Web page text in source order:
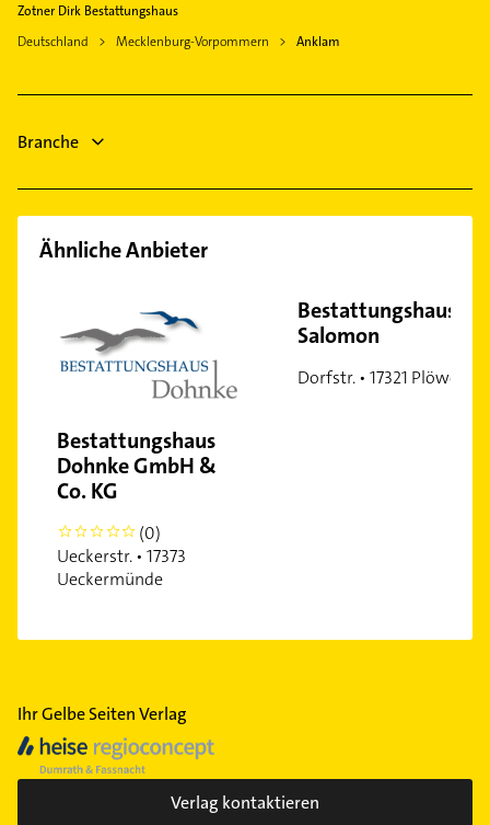
Heizungsbauer
Phoniatrie
Logopädie
Zotner Dirk Bestattungshaus
Deutschland
Mecklenburg-Vorpommern Anklam
Branche
Ähnliche Anbieter
Bestattungshaus
Dohnke GmbH &
Co. KG
0
(0)
Ueckerstr. • 17373
Ueckermünde
Bestattungshaus
Salomon
Dorfstr. • 17321 Plöwen
Ihr Gelbe Seiten Verlag
Verlag kontaktieren